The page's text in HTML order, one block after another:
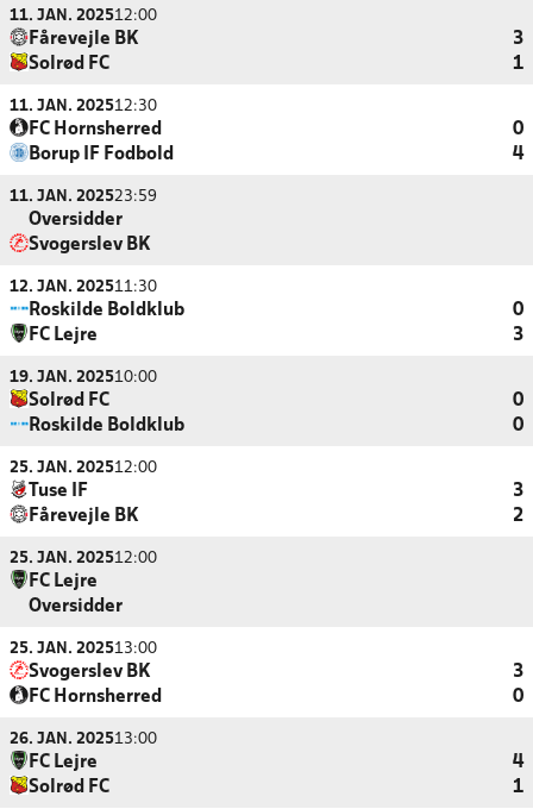
11. JAN. 202512:00
Fårevejle BK
3
Solrød FC
1
11. JAN. 202512:30
FC Hornsherred
0
Borup IF Fodbold
4
11. JAN. 202523:59
Oversidder
Svogerslev BK
12. JAN. 202511:30
Roskilde Boldklub
0
FC Lejre
3
19. JAN. 202510:00
Solrød FC
0
Roskilde Boldklub
0
25. JAN. 202512:00
Tuse IF
3
Fårevejle BK
2
25. JAN. 202512:00
FC Lejre
Oversidder
25. JAN. 202513:00
Svogerslev BK
3
FC Hornsherred
0
26. JAN. 202513:00
FC Lejre
4
Solrød FC
1